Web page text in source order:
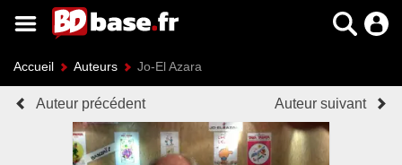
Accueil Auteurs Jo-El Azara
Auteur précédent Auteur suivant